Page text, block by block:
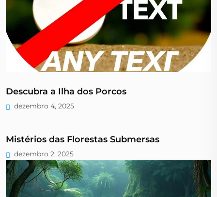
Descubra a Ilha dos Porcos
dezembro 4, 2025
Mistérios das Florestas Submersas
dezembro 2, 2025